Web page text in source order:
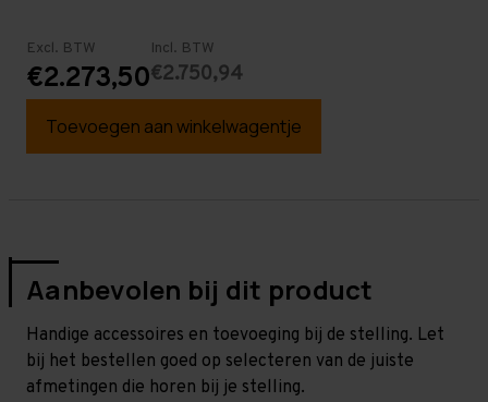
Excl. BTW
€2.273,50
Incl. BTW
€2.750,94
Toevoegen aan winkelwagentje
Aanbevolen bij dit product
Handige accessoires en toevoeging bij de stelling. Let
bij het bestellen goed op selecteren van de juiste
afmetingen die horen bij je stelling.